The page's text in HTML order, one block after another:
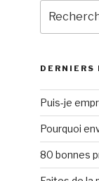
pour
:
DERNIERS
Puis-je
Pourquoi
80 bonnes